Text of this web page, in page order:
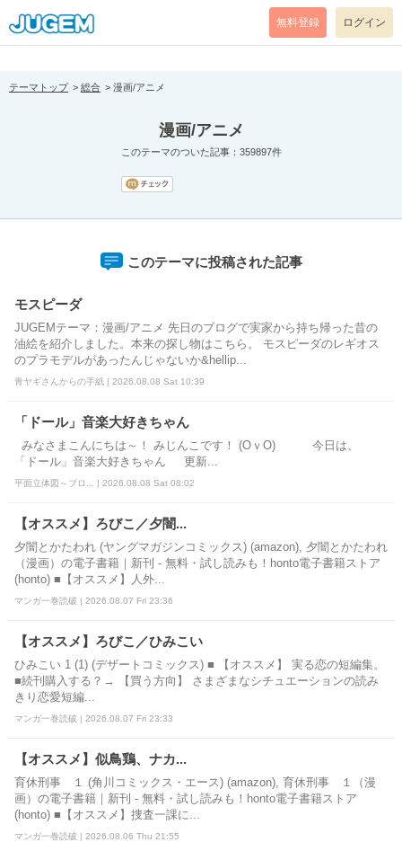
[pear_error: message="Success" code=0 mode=return level=notice
prefix="" info=""]
無料登録 ログイン
テーマトップ 総合 漫画/アニメ
漫画/アニメ
このテーマのついた記事：359897件
このテーマに投稿された記事
モスピーダ
JUGEMテーマ：漫画/アニメ 先日のブログで実家から持ち帰った昔の
油絵を紹介しました。本来の探し物はこちら。 モスピーダのレギオス
のプラモデルがあったんじゃないか&hellip...
青ヤギさんからの手紙 | 2026.08.08 Sat 10:39
「ドール」音楽大好きちゃん
みなさまこんにちは～！ みじんこです！ (OｖO)ゞ 今日は、
「ドール」音楽大好きちゃん 更新...
平面立体図～ブロ... | 2026.08.08 Sat 08:02
【オススメ】ろびこ／夕闇...
夕闇とかたわれ (ヤングマガジンコミックス) (amazon), 夕闇とかたわれ
（漫画）の電子書籍｜新刊 - 無料・試し読みも！honto電子書籍ストア
(honto) ■【オススメ】人外...
マンガ一巻読破 | 2026.08.07 Fri 23:36
【オススメ】ろびこ／ひみこい
ひみこい 1 (1) (デザートコミックス) ■ 【オススメ】 実る恋の短編集。
■続刊購入する？→ 【買う方向】 さまざまなシチュエーションの読み
きり恋愛短編...
マンガ一巻読破 | 2026.08.07 Fri 23:33
【オススメ】似鳥鶏、ナカ...
育休刑事 １ (角川コミックス・エース) (amazon), 育休刑事 １（漫
画）の電子書籍｜新刊 - 無料・試し読みも！honto電子書籍ストア
(honto) ■【オススメ】捜査一課に...
マンガ一巻読破 | 2026.08.06 Thu 21:55